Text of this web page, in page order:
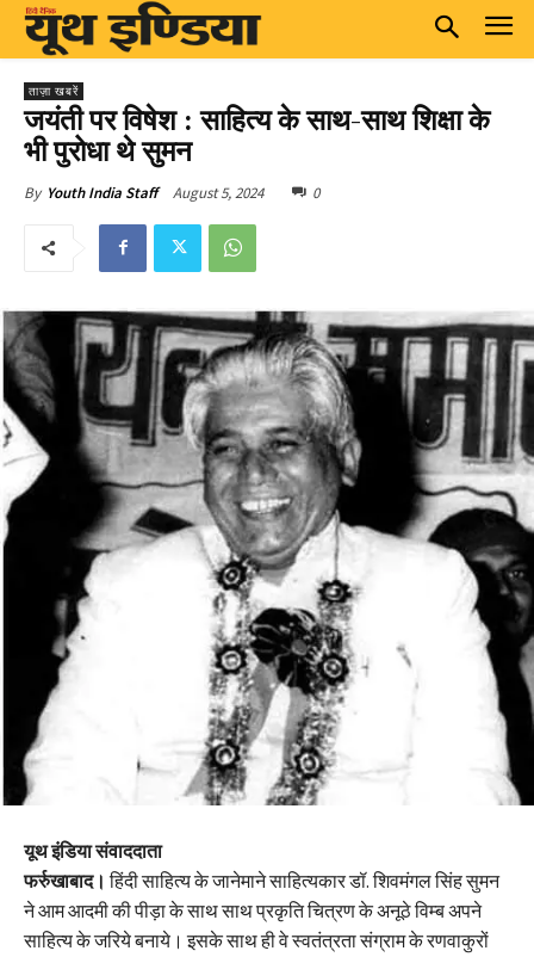
ताज़ा खबरें
जयंती पर विषेश : साहित्य के साथ-साथ शिक्षा के
भी पुरोधा थे सुमन
By Youth India Staff August 5, 2024 0
यूथ इंडिया संवाददाता
फर्रुखाबाद। हिंदी साहित्य के जानेमाने साहित्यकार डॉ. शिवमंगल सिंह सुमन
ने आम आदमी की पीड़ा के साथ साथ प्रकृति चित्रण के अनूठे विम्ब अपने
साहित्य के जरिये बनाये। इसके साथ ही वे स्वतंत्रता संग्राम के रणवाकुरों